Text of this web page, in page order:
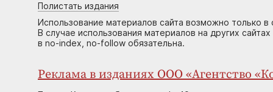
Полистать издания
Использование материалов сайта возможно только
В случае использования материалов на других
в no-index, no-follow обязательна.
Реклама в изданиях ООО «Агентство